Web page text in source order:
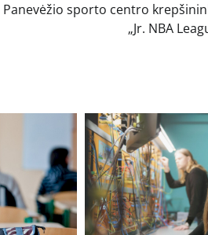
Panevėžio sporto centro
„Jr. NBA